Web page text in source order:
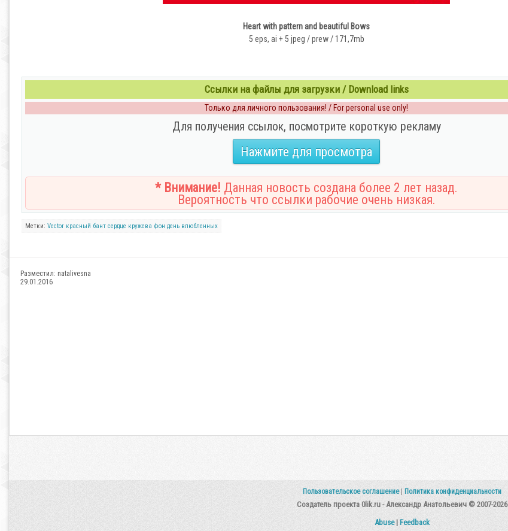
Heart with pattern and beautiful Bows
5 eps, ai + 5 jpeg / prew / 171,7mb
Ссылки на файлы для загрузки / Download links
Только для личного пользования! / For personal use only!
Для получения ссылок, посмотрите короткую рекламу
Нажмите для просмотра
* Внимание! Данная новость создана более 2 лет назад.
Вероятность что ссылки рабочие очень низкая.
Метки: Vector красный бант сердце кружева фон день влюбленных
Разместил: natalivesna
29.01.2016
Пользовательское соглашение Политика конфиденциальности
Создатель проекта 0lik.ru - Александр Анатольевич © 2007-2026
Abuse| Feedback